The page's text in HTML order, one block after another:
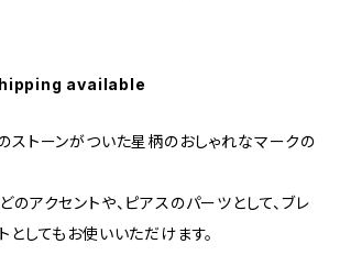
available
ストーンがついた星柄のおしゃれなマークの
のアクセントや、ピアスのパーツとして、ブレ
としてもお使いいただけます。